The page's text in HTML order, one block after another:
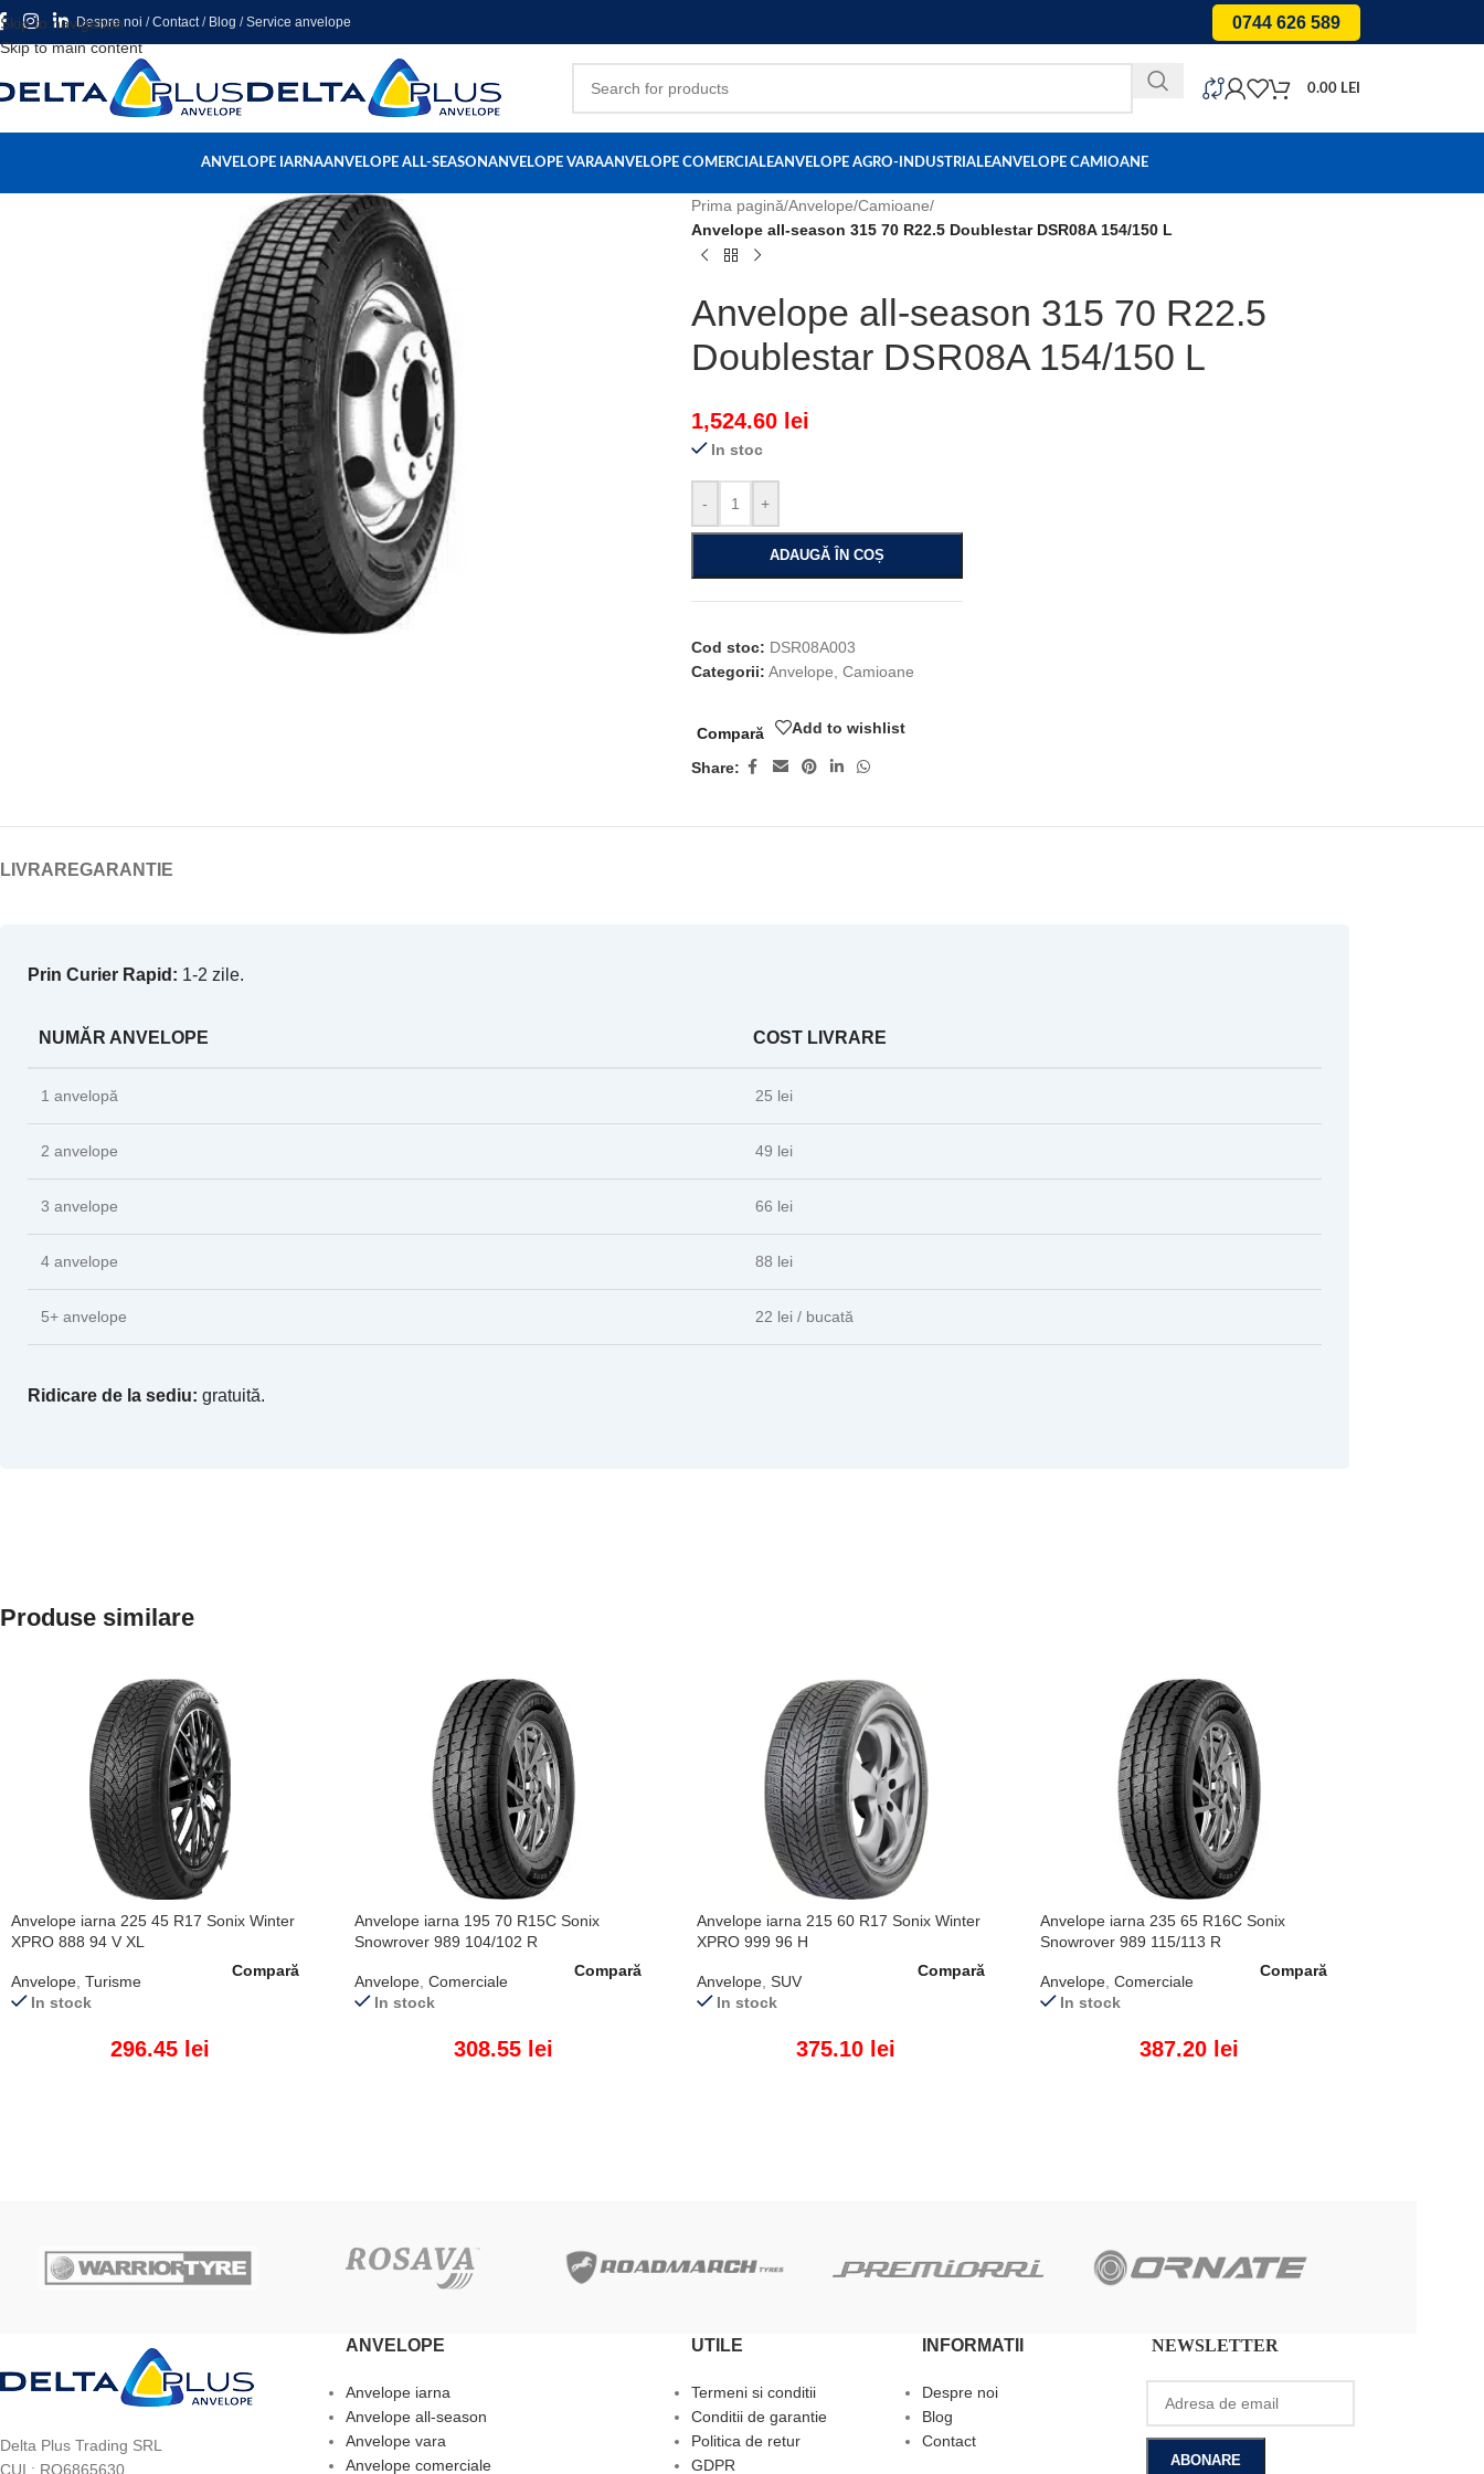
Skip to navigation
Skip to main content
Despre noi /Contact/ Blog /Service anvelope 0744 626 589
0.00 LEI
ANVELOPE IARNAANVELOPE ALL-SEASONANVELOPE VARAANVELOPE COMERCIALEANVELOPE AGRO-INDUSTRIALEANVELOPE CAMIOANE
Prima pagină/Anvelope/Camioane/
Anvelope all-season 315 70 R22.5 Doublestar DSR08A 154/150 L
Anvelope all-season 315 70 R22.5
Doublestar DSR08A 154/150 L
1,524.60 lei
In stoc
- +
ADAUGĂ ÎN COȘ
Cod stoc: DSR08A003
Categorii: Anvelope Camioane
Compară Add to wishlist
Share:
LIVRAREGARANTIE
Prin Curier Rapid: 1-2 zile.
NUMĂR ANVELOPE COST LIVRARE
1 anvelopă 25 lei
2 anvelope 49 lei
3 anvelope 66 lei
4 anvelope 88 lei
5+ anvelope 22 lei / bucată
Ridicare de la sediu: gratuită.
Produse similare
Anvelope iarna 225 45 R17 Sonix Winter
XPRO 888 94 V XL
Anvelope Turisme
In stock
296.45 lei
Compară
Anvelope iarna 195 70 R15C Sonix
Snowrover 989 104/102 R
Anvelope, Comerciale
In stock
308.55 lei
Compară
Anvelope iarna 215 60 R17 Sonix Winter
XPRO 999 96 H
Anvelope SUV
In stock
375.10 lei
Compară
Anvelope iarna 235 65 R16C Sonix
Snowrover 989 115/113 R
Anvelope, Comerciale
In stock
387.20 lei
Compară
Delta Plus Trading SRL
CUI : RO6865630
ANVELOPE
Anvelope iarna
Anvelope all-season
Anvelope vara
Anvelope comerciale
UTILE
Termeni si conditii
Conditii de garantie
Politica de retur
GDPR
INFORMATII
Despre noi
Blog
Contact
NEWSLETTER